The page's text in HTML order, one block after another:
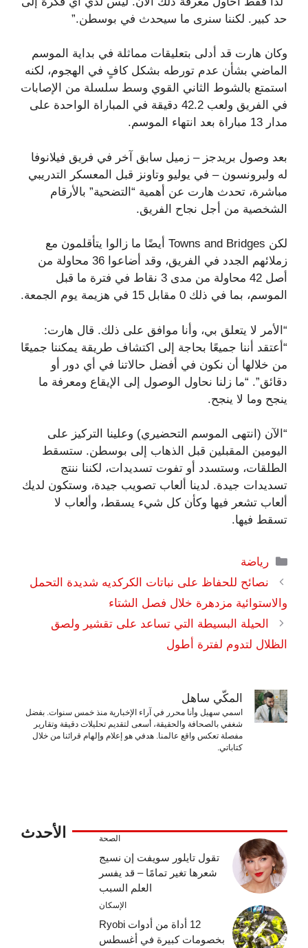
حد كبير. لكننا سنرى ما سيحدث في بوسطن.”
وكان هارت قد أدلى بتعليقات مماثلة في بداية الموسم
الماضي بشأن عدم تورطه بشكل كافٍ في الهجوم، لكنه
استمتع بالشوط الثاني القوي وسط سلسلة من الإصابات
في الفريق ولعب 42.2 دقيقة في المباراة الواحدة على
مدار 13 مباراة بعد انتهاء الموسم.
بعد وصول بريدجز – زميل سابق آخر في فريق فيلانوفا
له ولبرونسون – في يوليو وتاونز قبل المعسكر التدريبي
مباشرة، تحدث هارت عن أهمية “التضحية” بالأرقام
الشخصية من أجل نجاح الفريق.
لكن Towns and Bridges أيضًا ما زالوا يتأقلمون مع
زملائهم الجدد في الفريق، وقد أضاعوا 36 محاولة من
أصل 42 محاولة من مدى 3 نقاط في فترة ما قبل
الموسم، بما في ذلك 0 مقابل 15 في هزيمة يوم الجمعة.
“الأمر لا يتعلق بي، وأنا موافق على ذلك. قال هارت:
“أعتقد أننا جميعًا بحاجة إلى اكتشاف طريقة يمكننا جميعًا
من خلالها أن نكون في أفضل حالاتنا في أي دور أو
دقائق”. “ما زلنا نحاول الوصول إلى الإيقاع ومعرفة ما
ينجح وما لا ينجح.
“الآن (انتهى الموسم التحضيري) وعلينا التركيز على
اليومين المقبلين قبل الذهاب إلى بوسطن. ستسقط
الطلقات، وستسدد أو تفوت تسديدات، لكننا ننتج
تسديدات جيدة. لدينا ألعاب تصويب جيدة، وستكون لديك
ألعاب تشعر فيها وكأن كل شيء يسقط، وألعاب لا
تسقط فيها.
التصنيفات
رياضة
نصائح للحفاظ على نباتات الكركديه شديدة التحمل
والاستوائية مزدهرة خلال فصل الشتاء
الحيلة البسيطة التي تساعد على تقشير ولصق
الظلال لتدوم لفترة أطول
المكّي ساهل
اسمي سهيل وأنا محرر في آراء الإخبارية منذ خمس سنوات. بفضل
شغفي بالصحافة والحقيقة، أسعى لتقديم تحليلات دقيقة وتقارير
مفصلة تعكس واقع عالمنا. هدفي هو إعلام وإلهام قرائنا من خلال
كتاباتي.
الأحدث الصحة
تقول تايلور سويفت إن نسيج
شعرها تغير تمامًا – قد يفسر
العلم السبب
الإسكان
12 أداة من أدوات Ryobi
بخصومات كبيرة في أغسطس